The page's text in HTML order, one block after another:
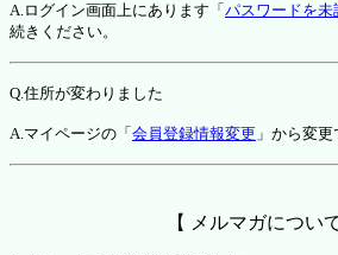
A.ログイン画面上にあります「 パスワードを
続きください。
Q.住所が変わりました
A.マイページの「 会員登録情報変更 」から変更
【 メルマガについ